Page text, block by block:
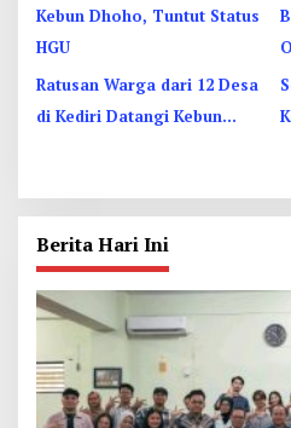
Ratusan Warga dari 12 Desa
di Kediri Datangi Kebun
Berita Hari Ini